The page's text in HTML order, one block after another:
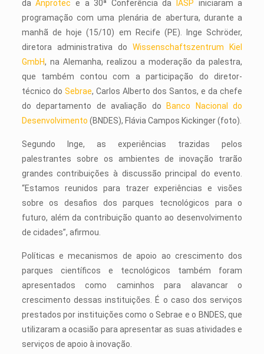
daAnprotec e a 30ª Conferência da IASP iniciaram a
programação com uma plenária de abertura, durante a
manhã de hoje (15/10) em Recife (PE). Inge Schröder,
diretora administrativa doWissenschaftszentrum Kiel
GmbH, na Alemanha, realizou a moderação da palestra,
que também contou com a participação do diretor-
técnico do Sebrae, Carlos Alberto dos Santos, e da chefe
do departamento de avaliação do
Banco Nacional do
Desenvolvimento (BNDES), Flávia Campos Kickinger (foto).
Segundo Inge, as experiências trazidas pelos
palestrantes sobre os ambientes de inovação trarão
grandes contribuições à discussão principal do evento.
“Estamos reunidos para trazer experiências e visões
sobre os desafios dos parques tecnológicos para o
futuro, além da contribuição quanto ao desenvolvimento
de cidades”, afirmou.
Políticas e mecanismos de apoio ao crescimento dos
parques científicos e tecnológicos também foram
apresentados como caminhos para alavancar o
crescimento dessas instituições. É o caso dos serviços
prestados por instituições como o Sebrae e o BNDES, que
utilizaram a ocasião para apresentar as suas atividades e
serviços de apoio à inovação.